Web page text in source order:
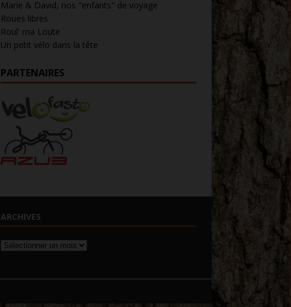
Marie & David, nos "enfants" de voyage
Roues libres
Roul' ma Loute
Un petit vélo dans la tête
PARTENAIRES
ARCHIVES